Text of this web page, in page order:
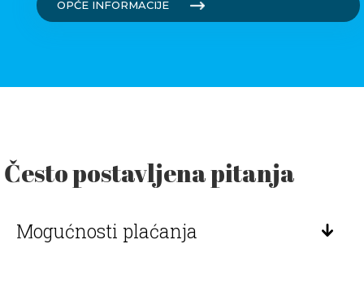
OPĆE INFORMACIJE
Često postavljena pitanja
Mogućnosti plaćanja